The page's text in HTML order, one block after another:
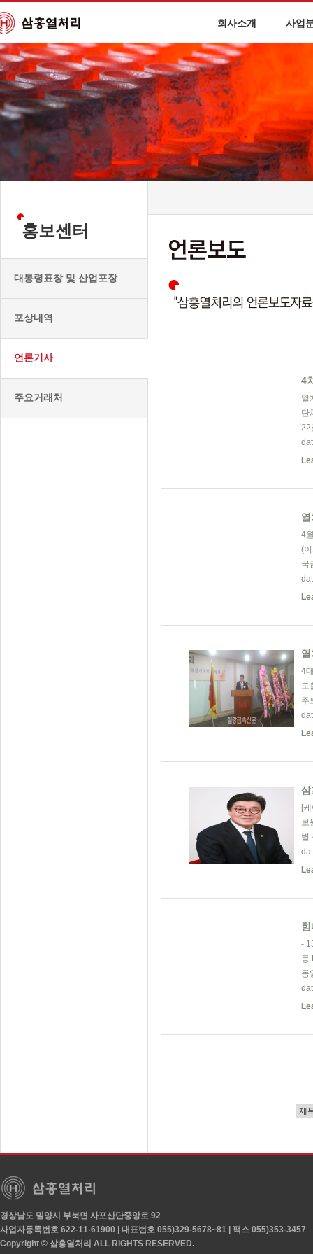
회사소개 사업
홍보센터
대통령표창 및 산업포장
포상내역
언론기사
주요거래처
4
열
단
22
4
(
국
4
도
주
삼
[
보
별
-
등
동
경상남도 밀양시 부북면 사포산단중앙로 92
사업자등록번호 622-11-61900 | 대표번호 055)329-5678~81 | 팩스 055)353-3457
Copyright © 삼흥열처리 ALL RIGHTS RESERVED.